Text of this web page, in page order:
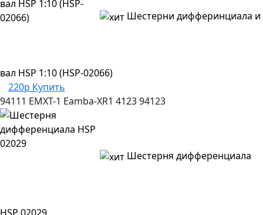
Шестерни дифферинциала и
вал HSP 1:10 (HSP-02066)
220р Купить
94111 EMXT-1 Eamba-XR1 412394123
Шестерня дифференциала